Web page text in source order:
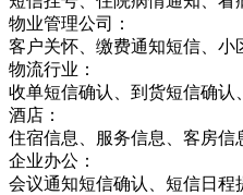
物业管理公司：
客户关怀、缴费通知短信、小
物流行业：
收单短信确认、到货短信确认
酒店：
住宿信息、服务信息、客房信
企业办公：
会议通知短信确认、短信日